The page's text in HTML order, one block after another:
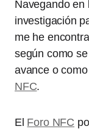
Navegando en
investigación
me he
según como
avance o
NFC.
El Foro NFC